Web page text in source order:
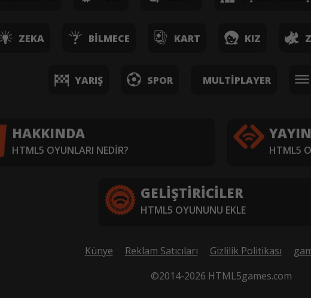
ZEKA BILMECE KART KIZ
YARIŞ SPOR MULTIPLAYER
HAKKINDA
HTML5 OYUNLARI NEDIR? HTML5
GELIŞTIRICILER
HTML5 OYUNUNU EKLE
Künye Reklam Satıcıları Gizlilik Politikası
©2014-2026 HTML5games.com